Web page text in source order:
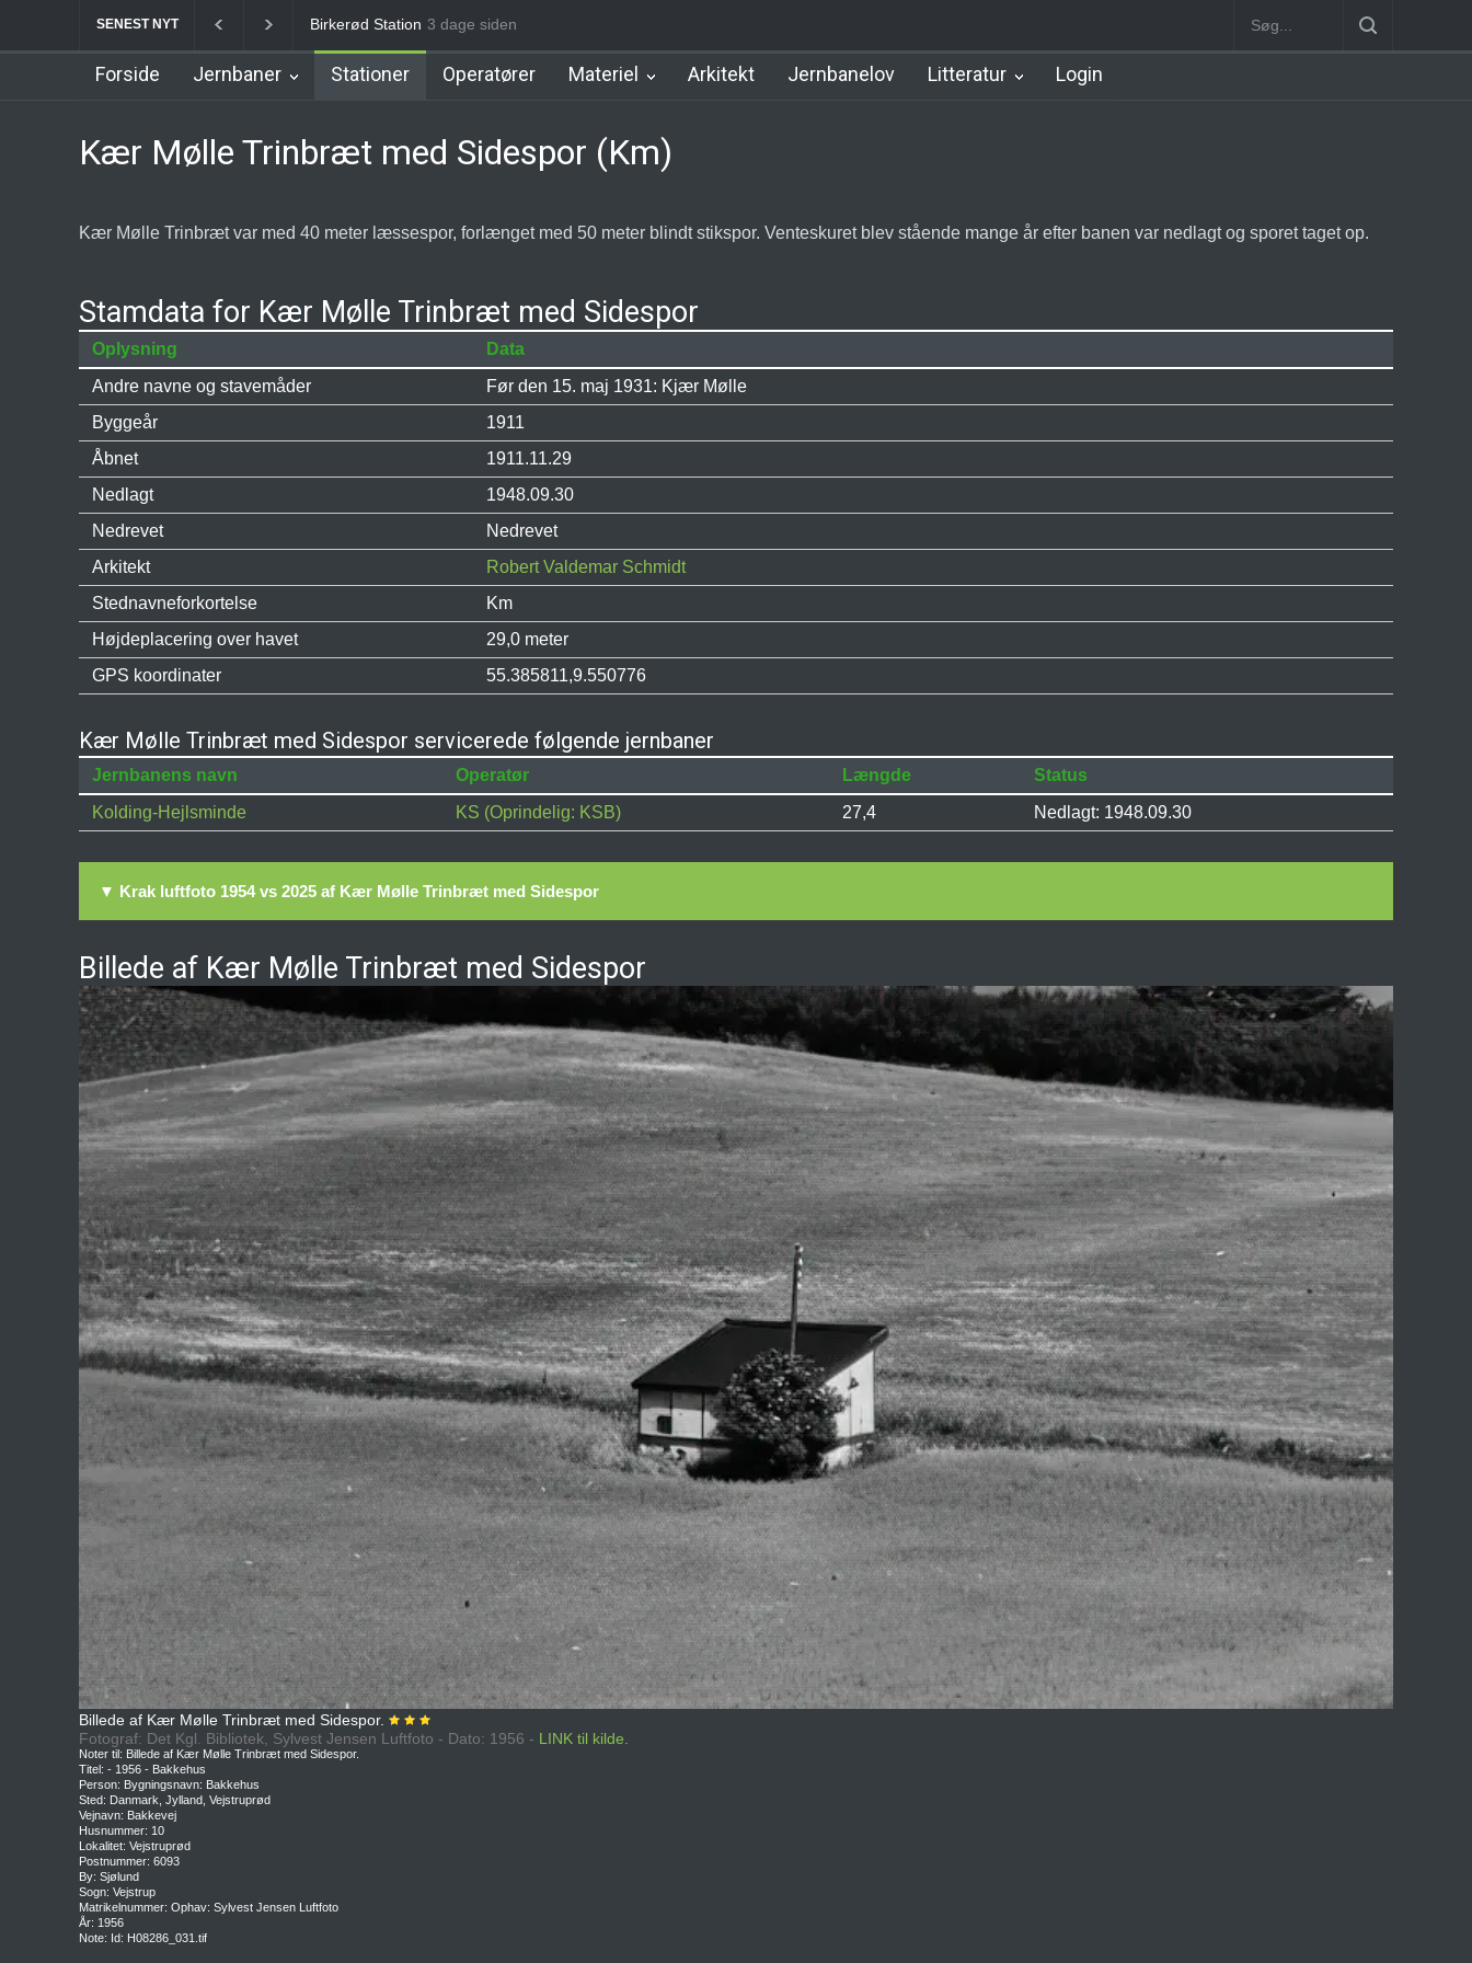
SENEST NYT Allerød Station Favrholm Station Nørrebro B Station [1886-1930] Nørrebro A Station
3 dage siden
Forside Jernbaner Stationer Operatører Materiel Arkitekt Jernbanelov Litteratur Login
Kær Mølle Trinbræt med Sidespor (Km)
Kær Mølle Trinbræt var med 40 meter læssespor, forlænget med 50 meter blindt stikspor. Venteskuret blev stående mange år efter banen var nedlagt og sporet taget op.
Stamdata for Kær Mølle Trinbræt med Sidespor
Oplysning
Data
Andre navne og stavemåder
Før den 15. maj 1931: Kjær Mølle
Byggeår
1911
Åbnet
1911.11.29
Nedlagt
1948.09.30
Nedrevet
Nedrevet
Arkitekt
Robert Valdemar Schmidt
Stednavneforkortelse
Km
Højdeplacering over havet
29,0 meter
GPS koordinater
55.385811,9.550776
Kær Mølle Trinbræt med Sidespor servicerede følgende jernbaner
Jernbanens navn Operatør Længde
Status
Kolding-Hejlsminde
KS (Oprindelig: KSB) 27,4 Nedlagt: 1948.09.30
▼ Krak luftfoto 1954 vs 2025 af Kær Mølle Trinbræt med Sidespor
Billede af Kær Mølle Trinbræt med Sidespor
Billede af Kær Mølle Trinbræt med Sidespor.
Fotograf: Det Kgl. Bibliotek, Sylvest Jensen Luftfoto - Dato: 1956 - LINK til kilde.
Noter til: Billede af Kær Mølle Trinbræt med Sidespor.
Titel: - 1956 - Bakkehus
Person: Bygningsnavn: Bakkehus
Sted: Danmark, Jylland, Vejstruprød
Vejnavn: Bakkevej
Husnummer: 10
Lokalitet: Vejstruprød
Postnummer: 6093
By: Sjølund
Sogn: Vejstrup
Matrikelnummer: Ophav: Sylvest Jensen Luftfoto
År: 1956
Note: Id: H08286_031.tif